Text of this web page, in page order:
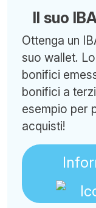
Il suo
Ottenga un
suo wallet.
bonifici
bonifici a
esempio per
acquisti!